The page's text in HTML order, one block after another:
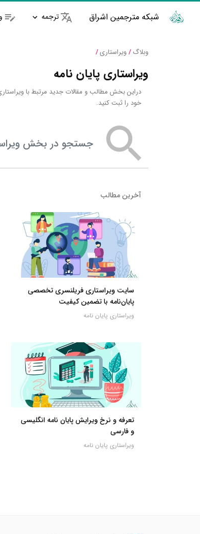
شبکه مترجمین اشراق ترجمه
وبلاگ /ویراستاری/
ویراستاری پایان نامه
دراین بخش مطالب و مقالات جدید مرتبط با
خود را ثبت کنید.
آخرین مطالب
سایت ویراستاری فریلنسری تخصصی
پایان‌نامه با تضمین کیفیت
ویراستاری پایان نامه
تعرفه و نرخ ویرایش پایان نامه انگلیسی
و فارسی
ویراستاری پایان نامه